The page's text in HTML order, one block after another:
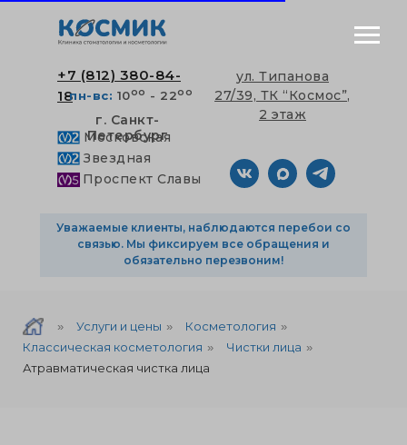
г. Санкт-
Петербург
ул. Типанова
27/39, ТК “Космос”,
2 этаж
+7 (812) 380-84-
18пн-вс: 10оо - 22оо
Проспект Славы
Звездная
Московская
Уважаемые клиенты, наблюдаются перебои со
связью. Мы фиксируем все обращения и
обязательно перезвоним!
» Услуги и цены » Косметология »
Классическая косметология » Чистки лица »
Атравматическая чистка лица